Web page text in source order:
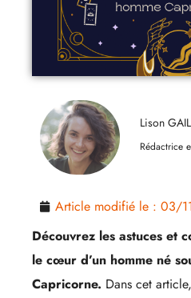
Lison
Rédactrice
Article modifié le : 03/
Découvrez les astuces et
le cœur d’un homme né
Capricorne. Dans cet